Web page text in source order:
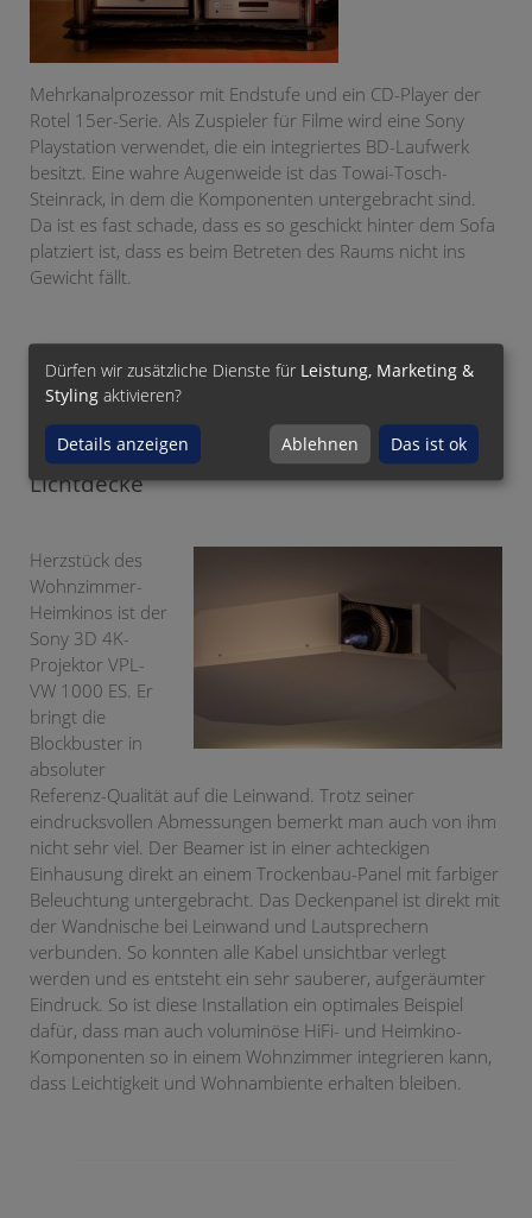
Mehrkanalprozessor mit Endstufe und ein CD-Player der
Rotel 15er-Serie. Als Zuspieler für Filme wird eine Sony
Playstation verwendet, die ein integriertes BD-Laufwerk
besitzt. Eine wahre Augenweide ist das Towai-Tosch-
Steinrack, in dem die Komponenten untergebracht sind.
Da ist es fast schade, dass es so geschickt hinter dem Sofa
platziert ist, dass es beim Betreten des Raums nicht ins
Gewicht fällt.
Beamer komplett versteckt in der
Lichtdecke
Herzstück des
Wohnzimmer-
Heimkinos ist der
Sony 3D 4K-
Projektor VPL-
VW 1000 ES. Er
bringt die
Blockbuster in
absoluter
Referenz-Qualität auf die Leinwand. Trotz seiner
eindrucksvollen Abmessungen bemerkt man auch von ihm
nicht sehr viel. Der Beamer ist in einer achteckigen
Einhausung direkt an einem Trockenbau-Panel mit farbiger
Beleuchtung untergebracht. Das Deckenpanel ist direkt mit
der Wandnische bei Leinwand und Lautsprechern
verbunden. So konnten alle Kabel unsichtbar verlegt
werden und es entsteht ein sehr sauberer, aufgeräumter
Eindruck. So ist diese Installation ein optimales Beispiel
dafür, dass man auch voluminöse HiFi- und Heimkino-
Komponenten so in einem Wohnzimmer integrieren kann,
dass Leichtigkeit und Wohnambiente erhalten bleiben.
Dürfen wir zusätzliche Dienste für Leistung, Marketing &
Styling aktivieren?
Details anzeigen Ablehnen Das ist ok